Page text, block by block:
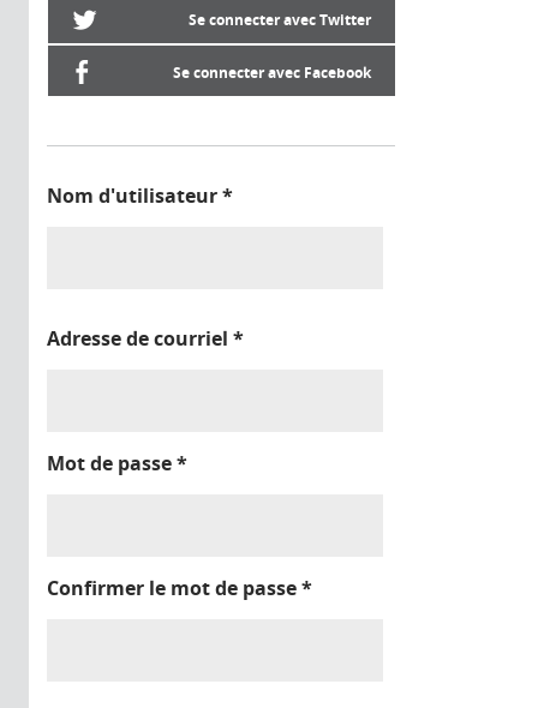
Se connecter avec Twitter
Se connecter avec Facebook
Nom d'utilisateur*
Adresse de courriel *
Mot de passe*
Confirmer le mot de passe*